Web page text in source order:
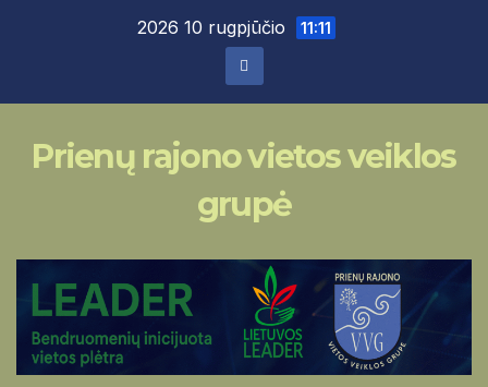
2026 10 rugpjūčio 11:11
Prienų rajono vietos veiklos
grupė